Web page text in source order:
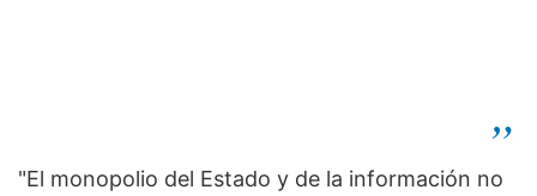
"El monopolio del Estado y de la información no